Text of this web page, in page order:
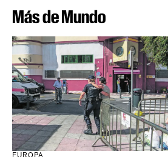
Más de Mundo
EUROPA